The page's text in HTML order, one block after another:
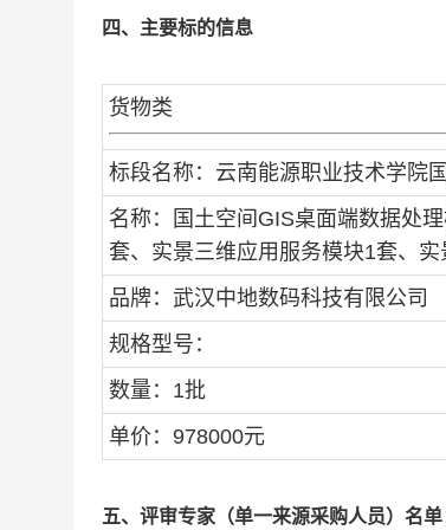
四、主要标的信息
货物类
标段名称：云南能源职业技术学院
名称：国土空间GIS桌面端数据处
套、实景三维应用服务模块1套、实
品牌：武汉中地数码科技有限公司
规格型号：
数量：1批
单价：978000元
五、评审专家（单一来源采购人员）名单